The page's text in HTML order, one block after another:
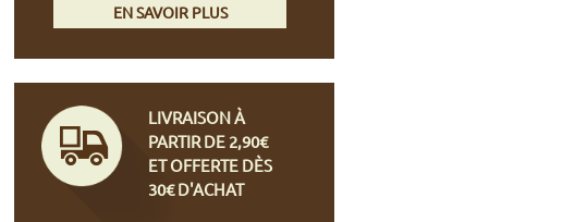
EN SAVOIR PLUS
LIVRAISON À
PARTIR DE 2,90€
ET OFFERTE DÈS
30€ D'ACHAT